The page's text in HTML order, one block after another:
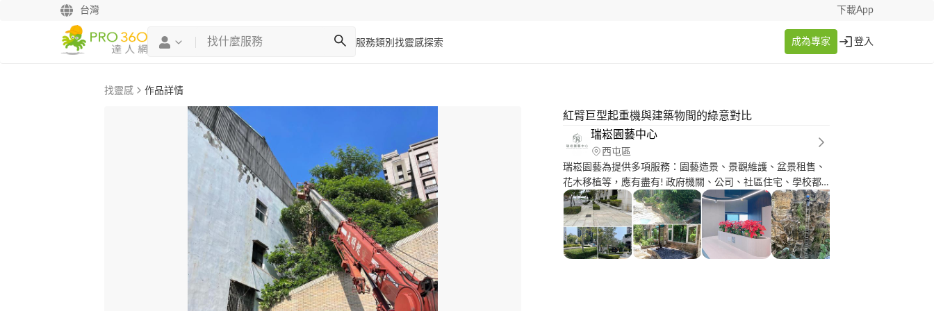
台灣 下載App
服務類別 找靈感探索 成為專家 登入
找靈感 作品詳情
紅臂巨型起重機與建築物間的綠意對比
瑞崧園藝中心
西屯區
瑞崧園藝為提供多項服務：園藝造景、景觀維護、盆景租售、
花木移植等，應有盡有! 政府機關、公司、社區住宅、學校都
是我們服務的範圍喔，請放心將造景設計、環境維護交給我們